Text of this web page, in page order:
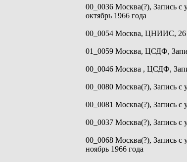
00_0036 Москва(?), Запись
октябрь 1966 года
00_0054 Москва, ЦНИИС, 26
01_0059 Москва, ЦСДФ,
00_0046 Москва , ЦСДФ,
00_0080 Москва(?), Запись с
00_0081 Москва(?), Запись с
00_0037 Москва(?), Запись с
00_0068 Москва(?), Запись
ноябрь 1966 года